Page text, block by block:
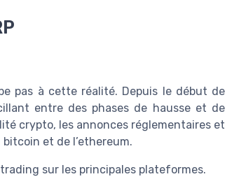
pas à cette réalité. Depuis le début de
entre des phases de hausse et de
crypto, les annonces réglementaires et
et de l’ethereum.
sur les principales plateformes.